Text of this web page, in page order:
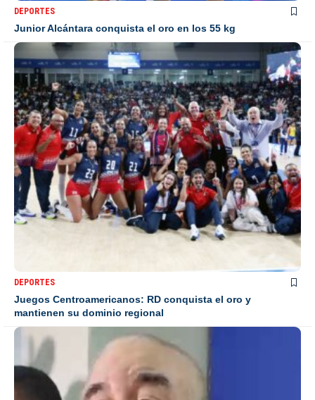
DEPORTES
Junior Alcántara conquista el oro en los 55 kg
DEPORTES
Juegos Centroamericanos: RD conquista el oro y
mantienen su dominio regional